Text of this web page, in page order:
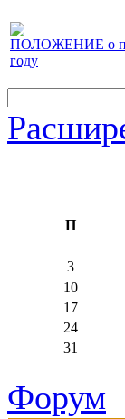
ПОЛОЖЕНИЕ о
году
П
3
10
17
24
31
Форум